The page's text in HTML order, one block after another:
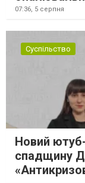
07:36, 5 серпня
Суспільство
Новий
спадщину